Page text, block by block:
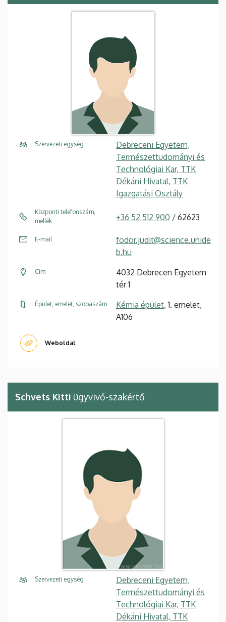
Szervezeti egység
Debreceni Egyetem,
Természettudományi és
Technológiai Kar, TTK
Dékáni Hivatal, TTK
Igazgatási Osztály
Központi telefonszám,
mellék
+36 52 512 900 / 62623
E-mail
fodor.judit@science.unide
b.hu
Cím
4032 Debrecen Egyetem
tér 1
Épület, emelet, szobaszám Kémia épület, 1. emelet,
A106
Weboldal
Schvets Kitti ügyvivő-szakértő
Szervezeti egység
Debreceni Egyetem,
Természettudományi és
Technológiai Kar, TTK
Dékáni Hivatal, TTK